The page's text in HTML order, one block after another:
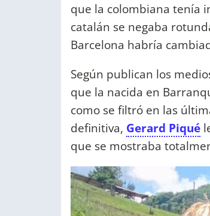
que la colombiana tenía
catalán se negaba
Barcelona habría
Según publican los
que la nacida en
como se filtró en las
definitiva, Gerard Piqué
que se mostraba